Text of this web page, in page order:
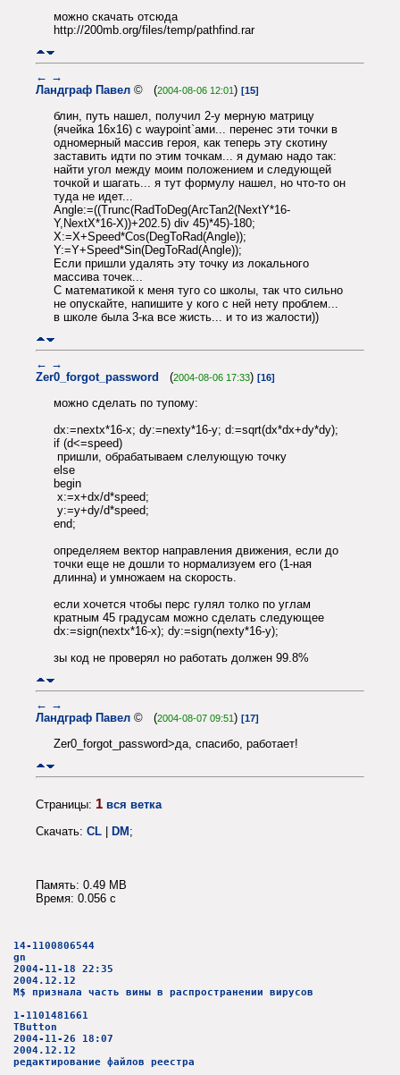
можно скачать отсюда
http://200mb.org/files/temp/pathfind.rar
← →
Ландграф Павел © (2004-08-06 12:01 ) [15]
блин, путь нашел, получил 2-у мерную матрицу
(ячейка 16х16) с waypoint`ами... перенес эти точки в
одномерный массив героя, как теперь эту скотину
заставить идти по этим точкам... я думаю надо так:
найти угол между моим положением и следующей
точкой и шагать... я тут формулу нашел, но что-то он
туда не идет...
Angle:=((Trunc(RadToDeg(ArcTan2(NextY*16-
Y,NextX*16-X))+202.5) div 45)*45)-180;
X:=X+Speed*Cos(DegToRad(Angle));
Y:=Y+Speed*Sin(DegToRad(Angle));
Если пришли удалять эту точку из локального
массива точек...
С математикой к меня туго со школы, так что сильно
не опускайте, напишите у кого с ней нету проблем...
в школе была 3-ка все жисть... и то из жалости))
← →
Zer0_forgot_password
(2004-08-06 17:33) [16]
можно сделать по тупому:
dx:=nextx*16-x; dy:=nexty*16-y; d:=sqrt(dx*dx+dy*dy);
if (d<=speed)
пришли, обрабатываем слелующую точку
else
begin
x:=x+dx/d*speed;
y:=y+dy/d*speed;
end;
определяем вектор направления движения, если до
точки еще не дошли то нормализуем его (1-ная
длинна) и умножаем на скорость.
если хочется чтобы перс гулял толко по углам
кратным 45 градусам можно сделать следующее
dx:=sign(nextx*16-x); dy:=sign(nexty*16-y);
зы код не проверял но работать должен 99.8%
← →
Ландграф Павел © (2004-08-07 09:51 ) [17]
Zer0_forgot_password>да, спасибо, работает!
Страницы: 1 вся ветка
Скачать: CL DM ;
Память: 0.49 MB
Время: 0.056 c
14-1100806544
gn
2004-11-18 22:35
2004.12.12
M$ признала часть вины в распространении вирусов
1-1101481661
TButton
2004-11-26 18:07
2004.12.12
редактирование файлов реестра